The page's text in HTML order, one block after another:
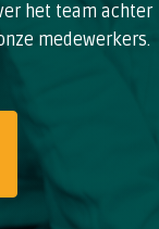
het team achter
medewerkers.